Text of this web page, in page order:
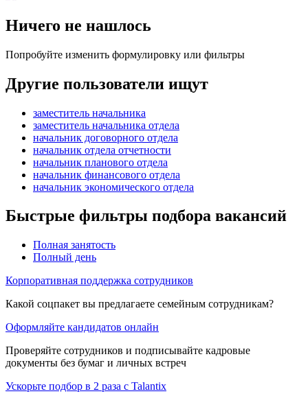
Ничего не нашлось
Попробуйте изменить формулировку или фильтры
Другие пользователи ищут
заместитель начальника
заместитель начальника отдела
начальник договорного отдела
начальник отдела отчетности
начальник планового отдела
начальник финансового отдела
начальник экономического отдела
Быстрые фильтры подбора вакансий
Полная занятость
Полный день
Корпоративная поддержка сотрудников
Какой соцпакет вы предлагаете семейным сотрудникам?
Оформляйте кандидатов онлайн
Проверяйте сотрудников и подписывайте кадровые
документы без бумаг и личных встреч
Ускорьте подбор в 2 раза с Talantix